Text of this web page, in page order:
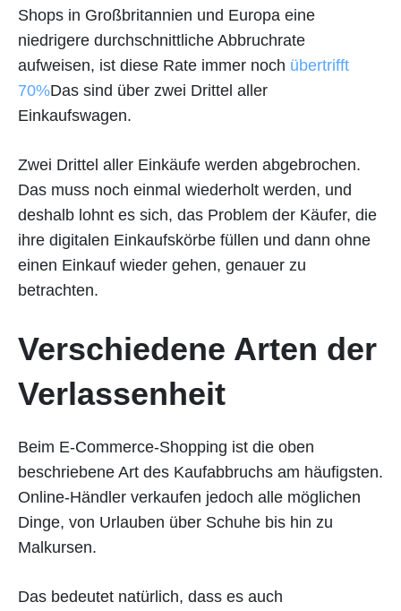
Shops in Großbritannien und Europa eine
niedrigere durchschnittliche Abbruchrate
aufweisen, ist diese Rate immer noch übertrifft
70%Das sind über zwei Drittel aller
Einkaufswagen.
Zwei Drittel aller Einkäufe werden abgebrochen.
Das muss noch einmal wiederholt werden, und
deshalb lohnt es sich, das Problem der Käufer, die
ihre digitalen Einkaufskörbe füllen und dann ohne
einen Einkauf wieder gehen, genauer zu
betrachten.
Verschiedene Arten der
Verlassenheit
Beim E-Commerce-Shopping ist die oben
beschriebene Art des Kaufabbruchs am häufigsten.
Online-Händler verkaufen jedoch alle möglichen
Dinge, von Urlauben über Schuhe bis hin zu
Malkursen.
Das bedeutet natürlich, dass es auch